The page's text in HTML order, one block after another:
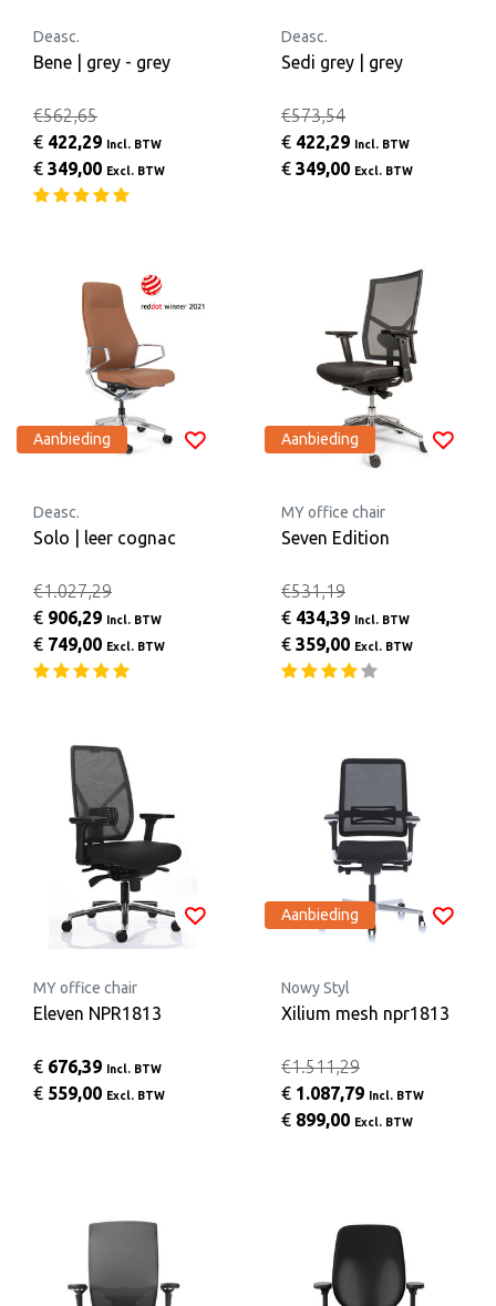
Deasc.
Bene | grey - grey
€562,65
€ 422,29 Incl. BTW
€ 349,00 Excl. BTW
Deasc.
Sedi grey | grey
€573,54
€ 422,29 Incl. BTW
€ 349,00 Excl. BTW
Aanbieding
Deasc.
Solo | leer cognac
€1.027,29
€ 906,29 Incl. BTW
€ 749,00 Excl. BTW
Aanbieding
MY office chair
Seven Edition
€531,19
€ 434,39 Incl. BTW
€ 359,00 Excl. BTW
MY office chair
Eleven NPR1813
€ 676,39 Incl. BTW
€ 559,00 Excl. BTW
Aanbieding
Nowy Styl
Xilium mesh npr1813
€1.511,29
€ 1.087,79 Incl. BTW
€ 899,00 Excl. BTW